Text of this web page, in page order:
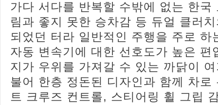
가다 서다를 반복할 수밖에 없는 한국
림과 좋지 못한 승차감 등 듀얼 클러
되었던 터라 일반적인 주행을 주로 하
자동 변속기에 대한 선호도가 높은 편
지가 우위를 가져갈 수 있는 까닭이
불어 한층 정돈된 디자인과 함께 차로
트 크루즈 컨트롤, 스티어링 휠 그립